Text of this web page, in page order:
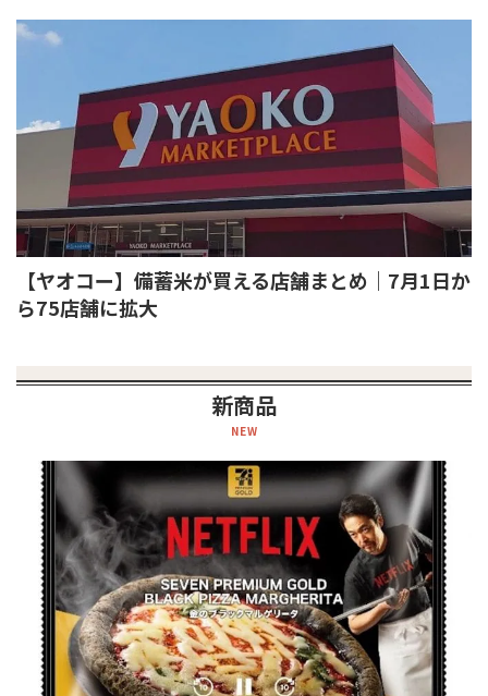
【ヤオコー】備蓄米が買える店舗まとめ｜7月1日か
ら75店舗に拡大
新商品
NEW